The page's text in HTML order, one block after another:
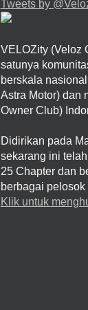
Tweets by
VELOZity (Veloz
satunya
berskala
Astra Motor) dan
Owner Club)
Didirikan pada
sekarang ini
25 Chapter dan
berbagai
Klik untuk